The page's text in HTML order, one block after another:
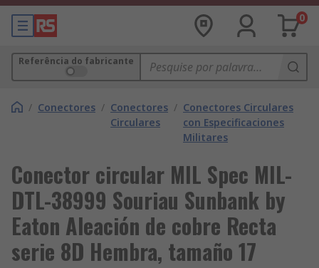
0
Referência do fabricante
/ Conectores / Conectores
Circulares
/ Conectores Circulares
con Especificaciones
Militares
Conector circular MIL Spec MIL-
DTL-38999 Souriau Sunbank by
Eaton Aleación de cobre Recta
serie 8D Hembra, tamaño 17